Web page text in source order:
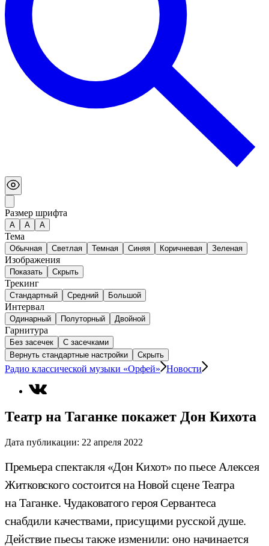
Размер шрифта
А A A
Тема
Обычная Светлая Темная Синяя Коричневая Зеленая
Изображения
Показать Скрыть
Трекинг
Стандартный Средний Большой
Интервал
Одинарный Полуторный Двойной
Гарнитура
Без засечек
С засечками
Вернуть стандартные настройки
Скрыть
Радио классической музыки «Орфей» Новости
Театр на Таганке покажет Дон Кихота
Дата публикации: 22 апреля 2022
Премьера спектакля «Дон Кихот» по пьесе Алексея
Житковского состоится на Новой сцене Театра
на Таганке. Чудаковатого героя Сервантеса
снабдили качествами, присущими русской душе.
Действие пьесы также изменили: оно начинается